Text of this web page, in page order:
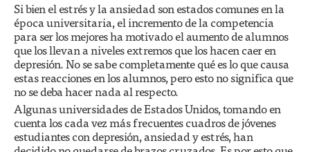
Si bien el estrés y la ansiedad son estados comunes en la
época universitaria, el incremento de la competencia
para ser los mejores ha motivado el aumento de alumnos
que los llevan a niveles extremos que los hacen caer en
depresión. No se sabe completamente qué es lo que causa
estas reacciones en los alumnos, pero esto no significa que
no se deba hacer nada al respecto.
Algunas universidades de Estados Unidos, tomando en
cuenta los cada vez más frecuentes cuadros de jóvenes
estudiantes con depresión, ansiedad y estrés, han